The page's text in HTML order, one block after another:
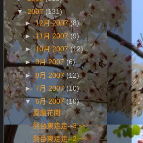
▼2007(131)
►12月 2007(8)
►11月 2007 (9)
► 10月 2007(12)
►9月 2007 (6)
►8月 2007(12)
► 7月 2007(10)
▼ 6月 2007(10)
鳳凰花開
到台東走走--3 ~~
到台東走走--2 ~~